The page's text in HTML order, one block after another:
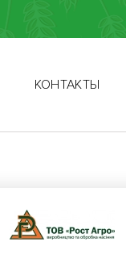
КОНТАКТЫ